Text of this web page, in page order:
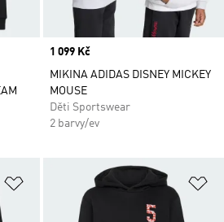
Price
1 099 Kč
MIKINA ADIDAS DISNEY MICKEY
MOUSE
Děti Sportswear
2 barvy/ev
Přidat do seznamu přání